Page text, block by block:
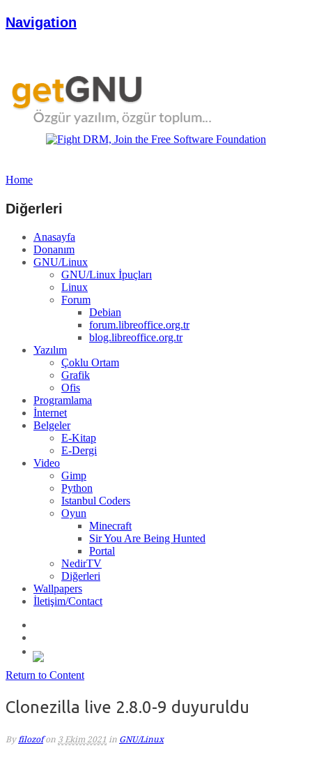
Navigation
Home
Diğerleri
Anasayfa
Donanım
GNU/Linux
GNU/Linux İpuçları
Linux
Forum
Debian
forum.libreoffice.org.tr
blog.libreoffice.org.tr
Yazılım
Çoklu Ortam
Grafik
Ofis
Programlama
İnternet
Belgeler
E-Kitap
E-Dergi
Video
Gimp
Python
Istanbul Coders
Oyun
Minecraft
Sir You Are Being Hunted
Portal
NedirTV
Diğerleri
Wallpapers
İletişim/Contact
Return to Content
Clonezilla live 2.8.0-9 duyuruldu
By filozof on 3 Ekim 2021 in GNU/Linux